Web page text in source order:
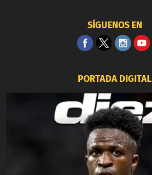
SÍGUENOS EN
PORTADA DIGITAL